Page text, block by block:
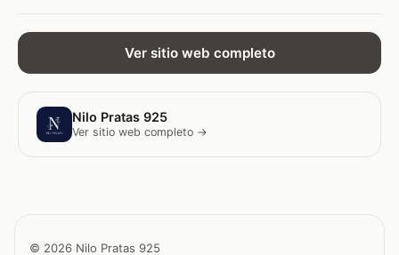
Ver sitio web completo
Nilo Pratas 925
Ver sitio web completo →
© 2026 Nilo Pratas 925